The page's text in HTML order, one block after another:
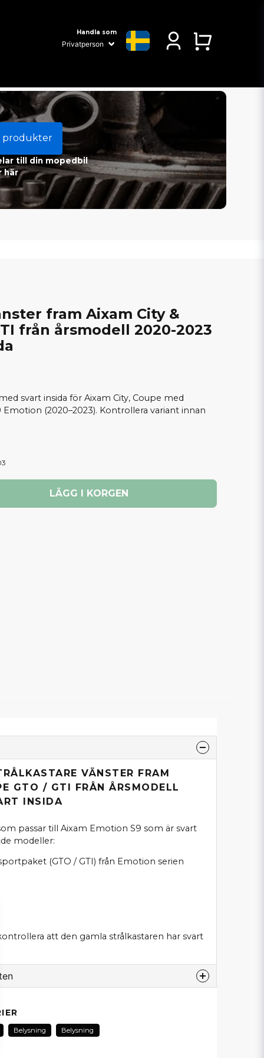
Handla som
produkter
till din mopedbil
här
fram Aixam City &
från årsmodell 2020-2023
svart insida för Aixam City, Coupe med
(2020–2023). Kontrollera variant innan
LÄGG I KORGEN
VÄNSTER FRAM
GTO / GTI FRÅN ÅRSMODELL
INSIDA
passar till Aixam Emotion S9 som är svart
modeller:
(GTO / GTI) från Emotion serien
att den gamla strålkastaren har svart
Belysning Belysning